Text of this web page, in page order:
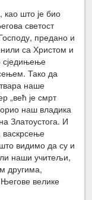
што је био
светост
предано и
са Христом и
сједињење
Тако да
наше
„већ је смрт
наш владика
Златоустога. И
васкрсење
видимо да су и
наши учитељи,
другима,
велике